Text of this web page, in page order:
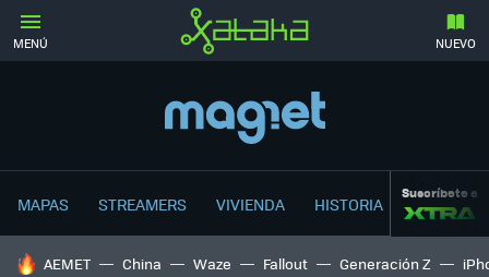
MENÚ NUEVO
MAPAS STREAMERS VIVIENDA HISTORIA Suscríbete a
HOY SE HABLA DE
AEMET China Waze Fallout Generación Z